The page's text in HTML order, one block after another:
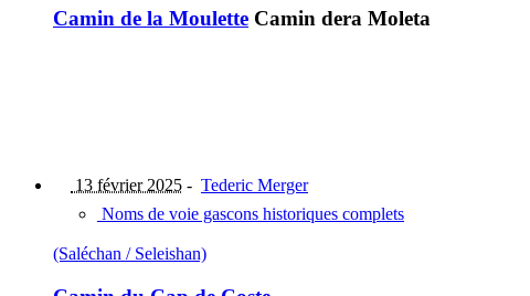
Camin de la Moulette Camin dera Moleta
13 février 2025 - Tederic Merger
Noms de voie gascons historiques complets
(Saléchan / Seleishan)